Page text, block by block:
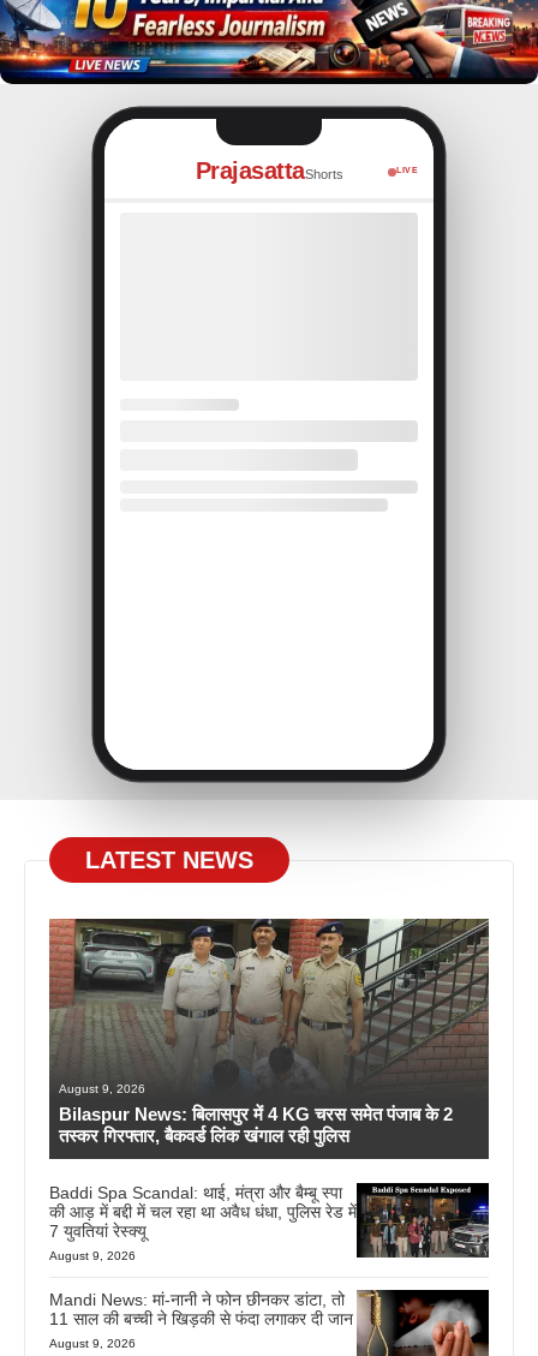
PrajasattaShorts LIVE
LATEST NEWS
August 9, 2026
Bilaspur News: बिलासपुर में 4 KG चरस समेत पंजाब के 2
तस्कर गिरफ्तार, बैकवर्ड लिंक खंगाल रही पुलिस
Baddi Spa Scandal: थाई, मंत्रा और बैम्बू स्पा
की आड़ में बद्दी में चल रहा था अवैध धंधा, पुलिस रेड में
7 युवतियां रेस्क्यू
August 9, 2026
Mandi News: मां-नानी ने फोन छीनकर डांटा, तो
11 साल की बच्ची ने खिड़की से फंदा लगाकर दी जान
August 9, 2026